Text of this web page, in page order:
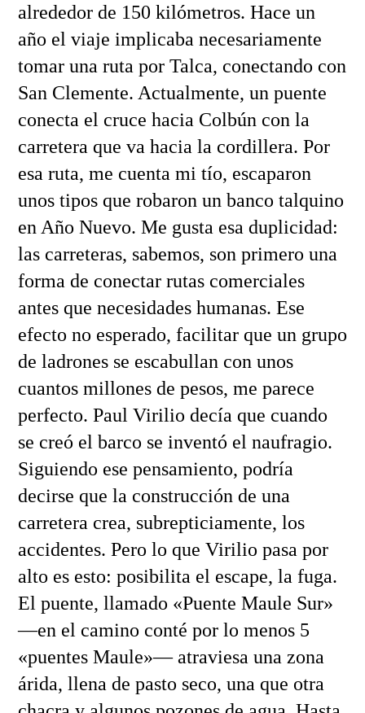
alrededor de 150 kilómetros. Hace un
año el viaje implicaba necesariamente
tomar una ruta por Talca, conectando con
San Clemente. Actualmente, un puente
conecta el cruce hacia Colbún con la
carretera que va hacia la cordillera. Por
esa ruta, me cuenta mi tío, escaparon
unos tipos que robaron un banco talquino
en Año Nuevo. Me gusta esa duplicidad:
las carreteras, sabemos, son primero una
forma de conectar rutas comerciales
antes que necesidades humanas. Ese
efecto no esperado, facilitar que un grupo
de ladrones se escabullan con unos
cuantos millones de pesos, me parece
perfecto. Paul Virilio decía que cuando
se creó el barco se inventó el naufragio.
Siguiendo ese pensamiento, podría
decirse que la construcción de una
carretera crea, subrepticiamente, los
accidentes. Pero lo que Virilio pasa por
alto es esto: posibilita el escape, la fuga.
El puente, llamado «Puente Maule Sur»
—en el camino conté por lo menos 5
«puentes Maule»— atraviesa una zona
árida, llena de pasto seco, una que otra